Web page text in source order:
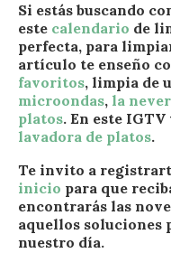
Si estás buscando
este calendario de
perfecta, para
artículo te enseño
favoritos, limpia de
microondas, la
platos. En este IGTV
lavadora de platos.
Te invito a
inicio para que
encontrarás las
aquellos soluciones
nuestro día.